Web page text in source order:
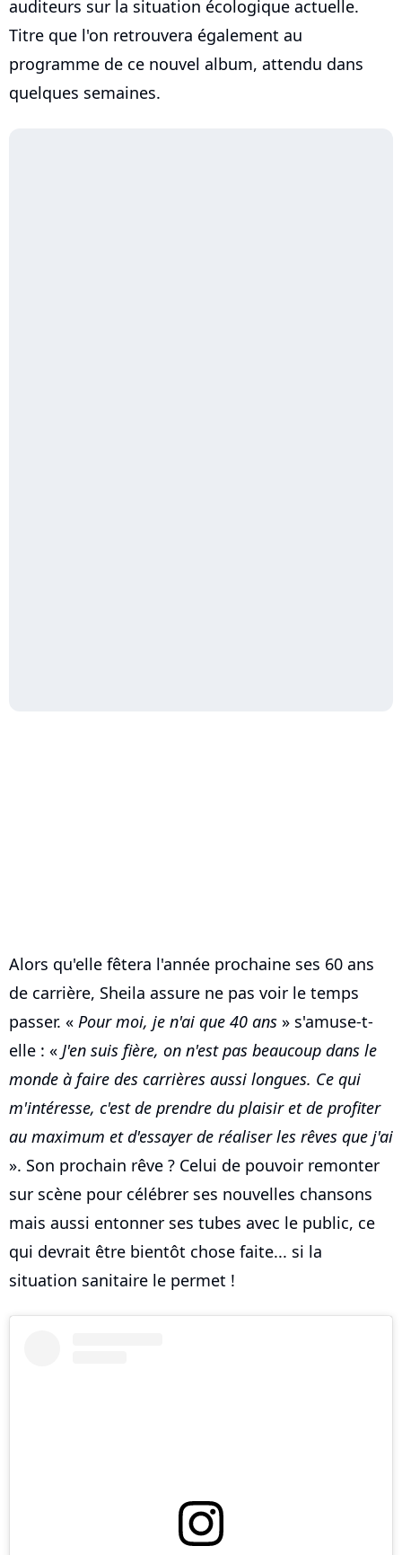
auditeurs sur la situation écologique actuelle.
Titre que l'on retrouvera également au
programme de ce nouvel album, attendu dans
quelques semaines.
Alors qu'elle fêtera l'année prochaine ses 60 ans
de carrière, Sheila assure ne pas voir le temps
passer. « Pour moi, je n'ai que 40 ans » s'amuse-t-
elle : « J'en suis fière, on n'est pas beaucoup dans le
monde à faire des carrières aussi longues. Ce qui
m'intéresse, c'est de prendre du plaisir et de profiter
au maximum et d'essayer de réaliser les rêves que j'ai
». Son prochain rêve ? Celui de pouvoir remonter
sur scène pour célébrer ses nouvelles chansons
mais aussi entonner ses tubes avec le public, ce
qui devrait être bientôt chose faite... si la
situation sanitaire le permet !